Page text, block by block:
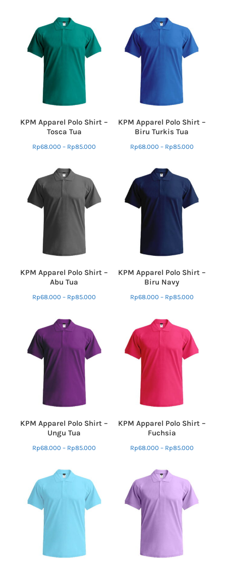
KPM Apparel Polo Shirt –
Tosca Tua
Rp68.000 – Rp85.000
KPM Apparel Polo Shirt –
Biru Turkis Tua
Rp68.000 – Rp85.000
KPM Apparel Polo Shirt –
Abu Tua
Rp68.000 – Rp85.000
KPM Apparel Polo Shirt –
Biru Navy
Rp68.000 – Rp85.000
KPM Apparel Polo Shirt –
Ungu Tua
Rp68.000 – Rp85.000
KPM Apparel Polo Shirt –
Fuchsia
Rp68.000 – Rp85.000